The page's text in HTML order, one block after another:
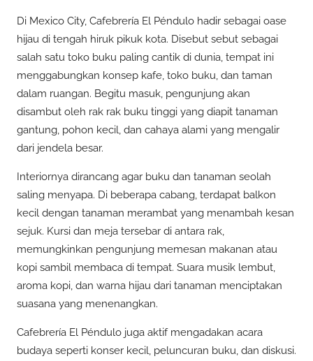
Di Mexico City, Cafebrería El Péndulo hadir sebagai oase
hijau di tengah hiruk pikuk kota. Disebut sebut sebagai
salah satu toko buku paling cantik di dunia, tempat ini
menggabungkan konsep kafe, toko buku, dan taman
dalam ruangan. Begitu masuk, pengunjung akan
disambut oleh rak rak buku tinggi yang diapit tanaman
gantung, pohon kecil, dan cahaya alami yang mengalir
dari jendela besar.
Interiornya dirancang agar buku dan tanaman seolah
saling menyapa. Di beberapa cabang, terdapat balkon
kecil dengan tanaman merambat yang menambah kesan
sejuk. Kursi dan meja tersebar di antara rak,
memungkinkan pengunjung memesan makanan atau
kopi sambil membaca di tempat. Suara musik lembut,
aroma kopi, dan warna hijau dari tanaman menciptakan
suasana yang menenangkan.
Cafebrería El Péndulo juga aktif mengadakan acara
budaya seperti konser kecil, peluncuran buku, dan diskusi.